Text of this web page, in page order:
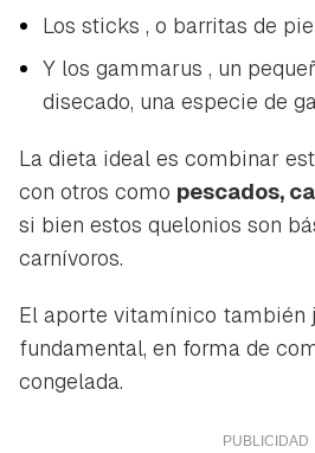
Los sticks , o barritas de
Y los gammarus , un
disecado, una especie de
La dieta ideal es combinar
con otros como pescados,
si bien estos quelonios son
carnívoros.
El aporte vitamínico también
fundamental, en forma de
congelada.